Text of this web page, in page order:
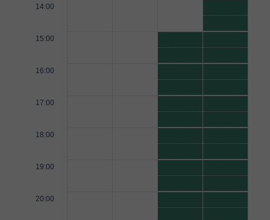
14:00
15:00
16:00
17:00
18:00
19:00
20:00